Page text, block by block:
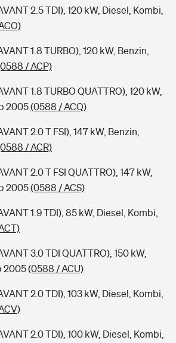
2.5 TDI), 120 kW, Diesel, Kombi,
1.8 TURBO), 120 kW, Benzin,
/ ACP)
1.8 TURBO QUATTRO), 120 kW,
2005(0588 / ACQ)
2.0 T FSI), 147 kW, Benzin,
/ ACR)
2.0 T FSI QUATTRO), 147 kW,
2005(0588 / ACS)
1.9 TDI), 85 kW, Diesel, Kombi,
3.0 TDI QUATTRO), 150 kW,
2005(0588 / ACU)
2.0 TDI), 103 kW, Diesel, Kombi,
2.0 TDI), 100 kW, Diesel, Kombi,